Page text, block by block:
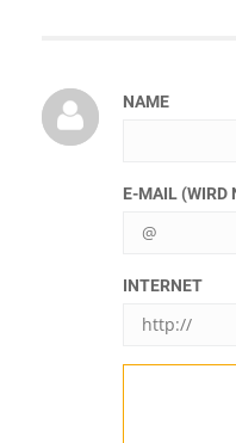
NAME
E-MAIL (WIRD
INTERNET